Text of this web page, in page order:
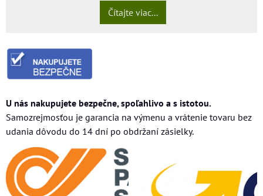
Čítajte viac...
U nás nakupujete bezpečne, spoľahlivo a s istotou.
Samozrejmosťou je garancia na výmenu a vrátenie tovaru bez
udania dôvodu do 14 dní po obdržaní zásielky.